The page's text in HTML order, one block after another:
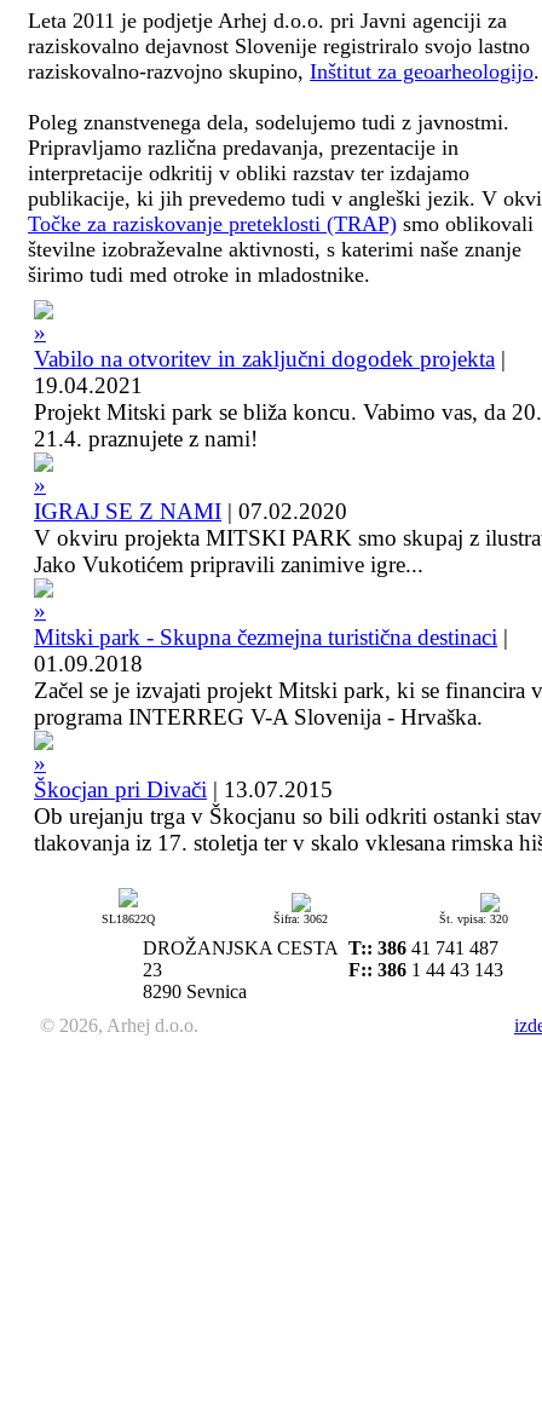
Leta 2011 je podjetje Arhej d.o.o. pri Javni agenciji za
raziskovalno dejavnost Slovenije registriralo svojo lastno
raziskovalno-razvojno skupino, Inštitut za geoarheologijo.
Poleg znanstvenega dela, sodelujemo tudi z javnostmi.
Pripravljamo različna predavanja, prezentacije in
interpretacije odkritij v obliki razstav ter izdajamo
publikacije, ki jih prevedemo tudi v angleški jezik. V
Točke za raziskovanje preteklosti (TRAP) smo oblikovali
številne izobraževalne aktivnosti, s katerimi naše znanje
širimo tudi med otroke in mladostnike.
Vabilo na otvoritev in zaključni dogodek projekta |
19.04.2021
Projekt Mitski park se bliža koncu. Vabimo vas, da
21.4. praznujete z nami!
IGRAJ SE Z NAMI | 07.02.2020
V okviru projekta MITSKI PARK smo skupaj z
Jako Vukotićem pripravili zanimive igre...
Mitski park - Skupna čezmejna turistična destinaci |
01.09.2018
Začel se je izvajati projekt Mitski park, ki se financira
programa INTERREG V-A Slovenija - Hrvaška.
Škocjan pri Divači | 13.07.2015
Ob urejanju trga v Škocjanu so bili odkriti ostanki
tlakovanja iz 17. stoletja ter v skalo vklesana rimska
SL18622Q Šifra: 3062 Št. vpisa: 320
DROŽANJSKA CESTA
23
8290 Sevnica
T:: 386 41 741 487
F:: 386 1 44 43 143
© 2026, Arhej d.o.o.